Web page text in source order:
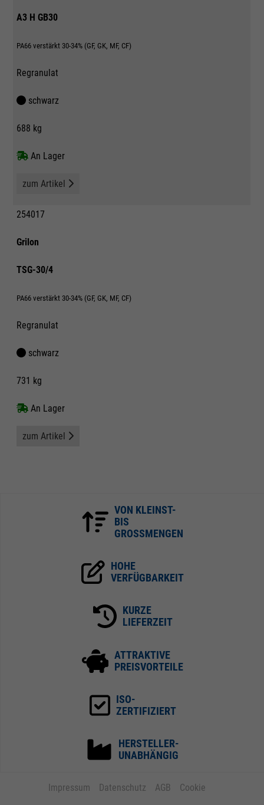
A3 H GB30
PA66 verstärkt 30-34% (GF, GK, MF, CF)
Regranulat
schwarz
688 kg
An Lager
zum Artikel
254017
Grilon
TSG-30/4
PA66 verstärkt 30-34% (GF, GK, MF, CF)
Regranulat
schwarz
731 kg
An Lager
zum Artikel
VON KLEINST-
BIS
GROSSMENGEN
HOHE
VERFÜGBARKEIT
KURZE
LIEFERZEIT
ATTRAKTIVE
PREISVORTEILE
ISO-
ZERTIFIZIERT
HERSTELLER-
UNABHÄNGIG
Impressum Datenschutz AGB Cookie